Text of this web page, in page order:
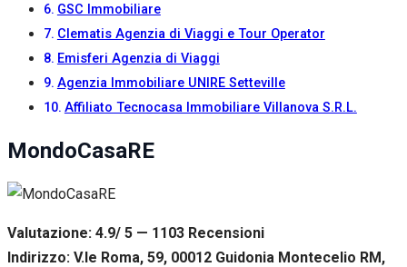
GSC Immobiliare
Clematis Agenzia di Viaggi e Tour Operator
Emisferi Agenzia di Viaggi
Agenzia Immobiliare UNIRE Setteville
Affiliato Tecnocasa Immobiliare Villanova S.R.L.
MondoCasaRE
Valutazione: 4.9/ 5 — 1103 Recensioni
Indirizzo: V.le Roma, 59, 00012 Guidonia Montecelio RM,